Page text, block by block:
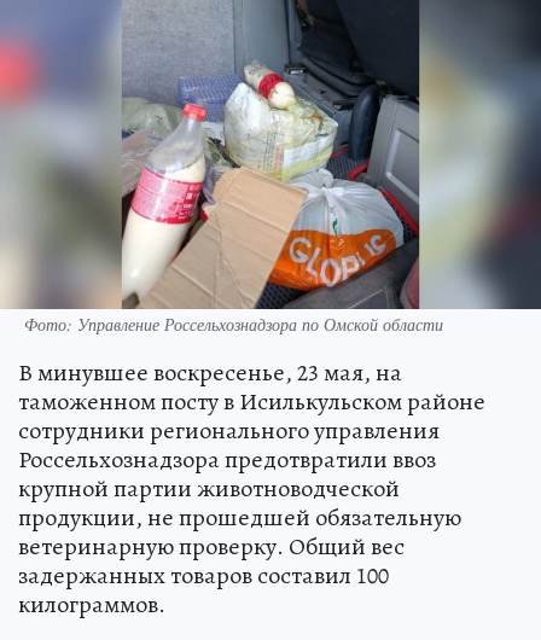
Фото: Управление Россельхознадзора по Омской области
В минувшее воскресенье, 23 мая, на
таможенном посту в Исилькульском районе
сотрудники регионального управления
Россельхознадзора предотвратили ввоз
крупной партии животноводческой
продукции, не прошедшей обязательную
ветеринарную проверку. Общий вес
задержанных товаров составил 100
килограммов.